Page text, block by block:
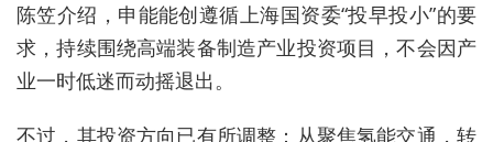
陈笠介绍，申能能创遵循上海国资委“投早投小”的要
求，持续围绕高端装备制造产业投资项目 ，不会因产
业一时低迷而动摇退出。
不过， 其投资方向已有所调整：从聚焦氢能交通，转